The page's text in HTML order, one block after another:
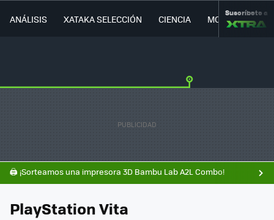
ANÁLISIS XATAKA SELECCIÓN CIENCIA MOVILIDAD
Suscríbete a
🖨️ ¡Sorteamos una impresora 3D Bambu Lab A2L Combo!
PlayStation Vita